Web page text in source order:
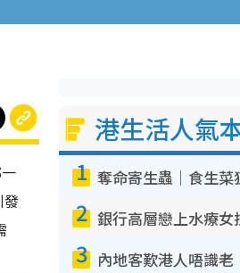
發
港生活人氣
1
2
3